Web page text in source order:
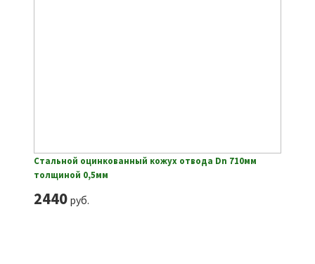
Стальной оцинкованный кожух отвода Dn 710мм
толщиной 0,5мм
2440руб.